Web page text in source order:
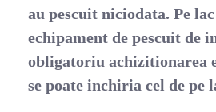
au pescuit niciodata. Pe
echipament de pescuit de
obligatoriu achizitionarea
se poate inchiria cel de pe